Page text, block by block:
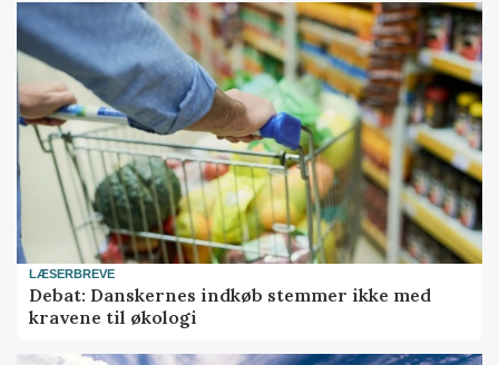
LÆSERBREVE
Debat: Danskernes indkøb stemmer ikke med
kravene til økologi